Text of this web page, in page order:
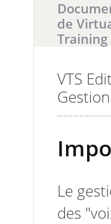
de
Training
Il y a0
VTS
Le
des